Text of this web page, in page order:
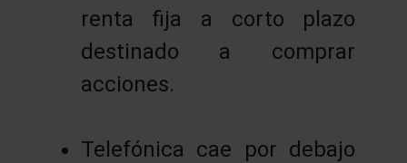
renta fija a corto plazo
destinado a comprar
acciones.
Telefónica cae por debajo